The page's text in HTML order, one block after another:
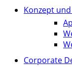
Konzept
Corporate